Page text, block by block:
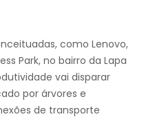
como Lenovo,
Park, no bairro da Lapa
vai disparar
por árvores e
de transporte